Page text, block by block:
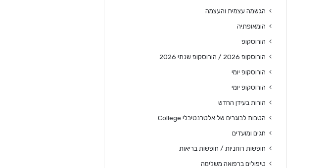
הגשמה עצמית והעצמה
הומאופתיה
הורוסקופ
הורוסקופ 2026 / הורוסקופ שנתי 2026
הורוסקופ יומי
הורוסקופ יומי
הורות בעידן החדש
הטבות לבוגרים של אלטרנטיבלי College
חגים ומועדים
חופשות רוחניות / חופשות בריאות
טיפולים ברפואה משלימה